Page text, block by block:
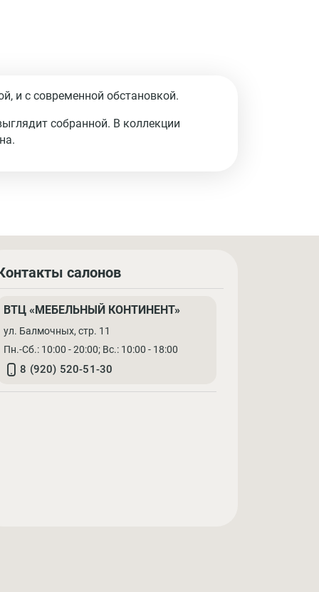
и с современной обстановкой.
собранной. В коллекции
салонов
ВТЦ «МЕБЕЛЬНЫЙ КОНТИНЕНТ»
ул. Балмочных, стр. 11
Пн.-Сб.: 10:00 - 20:00; Вс.: 10:00 - 18:00
8 (920) 520-51-30